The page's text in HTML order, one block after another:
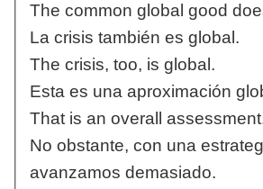
The common global good
La crisis también es global.
The crisis, too, is global.
Esta es una aproximación
That is an overall
No obstante, con una
avanzamos demasiado.